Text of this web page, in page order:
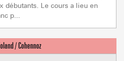
débutants. Le cours a lieu en
p...